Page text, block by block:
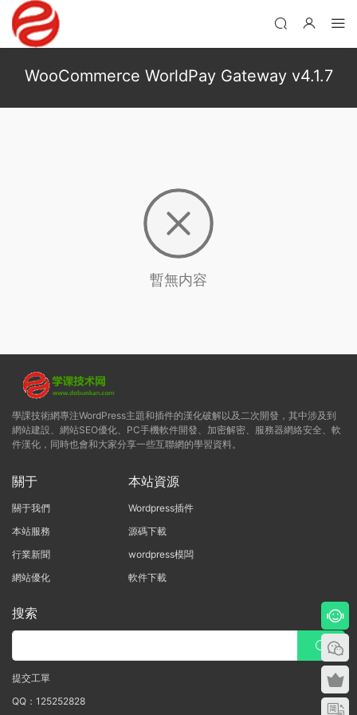
WooCommerce WorldPay Gateway v4.1.7
暫無内容
學課技術網專注WordPress主題和插件的漢化破解以及二次開發，其中涉及到
網站建設、網站SEO優化、PC手機軟件開發、加密解密、服務器網絡安全、軟
件漢化，同時也會和大家分享一些互聯網的學習資料。
關于
關于我們
本站服務
行業新聞
網站優化
本站資源
Wordpress插件
源碼下載
wordpress模闆
軟件下載
搜索
提交工單
QQ：125252828